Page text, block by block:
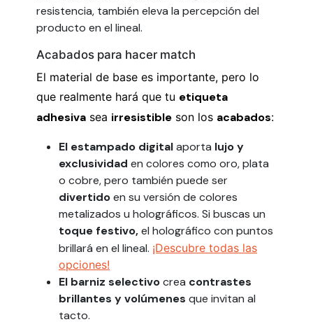
resistencia, también eleva la percepción del
producto en el lineal.
Acabados para hacer match
El material de base es importante, pero lo
que realmente hará que tu etiqueta
adhesiva sea irresistible son los acabados:
El estampado digitalaporta lujo y
exclusividad en colores como oro, plata
o cobre, pero también puede ser
divertidoen su versión de colores
metalizados u holográficos. Si buscas un
toque festivo,el holográfico con puntos
brillará en el lineal. ¡Descubre todas las
opciones!
El barniz selectivocrea contrastes
brillantes y volúmenes que invitan al
tacto.